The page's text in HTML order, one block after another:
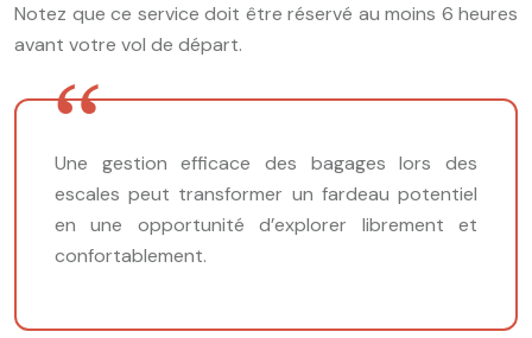
Notez que ce service doit être réservé au moins 6 heures
avant votre vol de départ.
Une gestion efficace des bagages lors des
escales peut transformer un fardeau potentiel
en une opportunité d’explorer librement et
confortablement.